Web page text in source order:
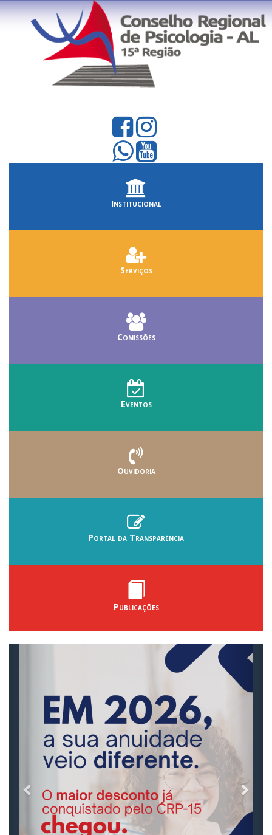
Institucional
Serviços
Comissões
Eventos
Ouvidoria
Portal da Transparência
Publicações